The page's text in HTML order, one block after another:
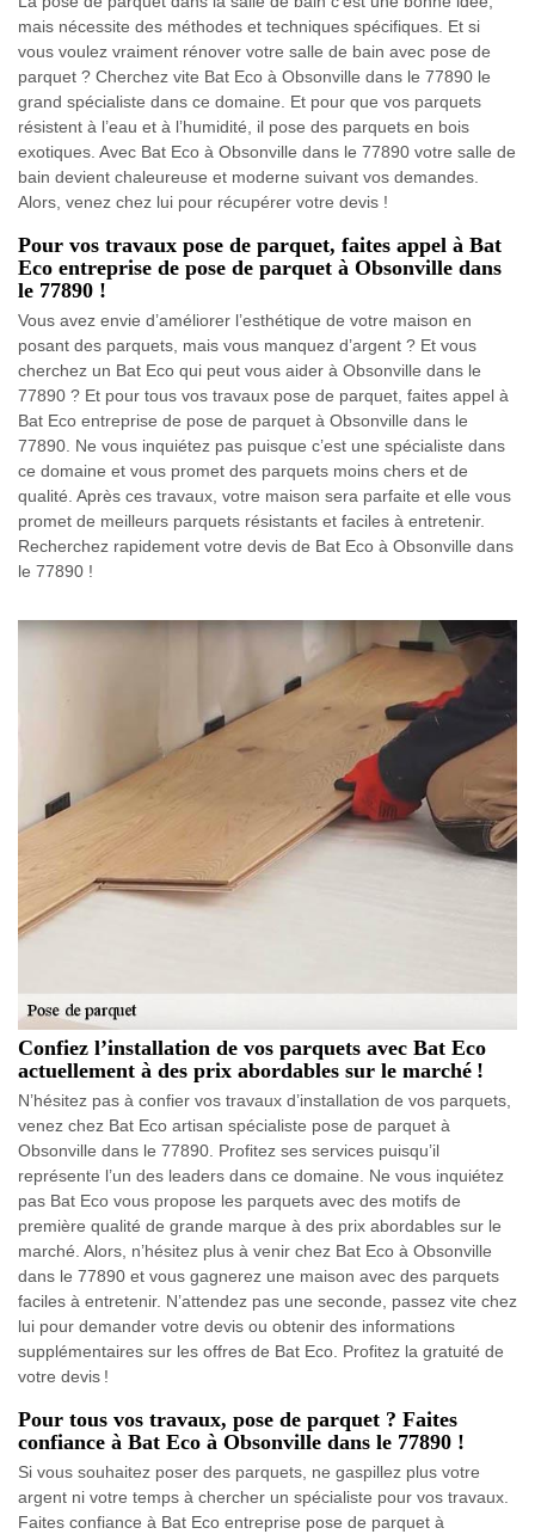
mais nécessite des méthodes et techniques spécifiques. Et si
vous voulez vraiment rénover votre salle de bain avec pose de
parquet ? Cherchez vite Bat Eco à Obsonville dans le 77890 le
grand spécialiste dans ce domaine. Et pour que vos parquets
résistent à l’eau et à l’humidité, il pose des parquets en bois
exotiques. Avec Bat Eco à Obsonville dans le 77890 votre salle de
bain devient chaleureuse et moderne suivant vos demandes.
Alors, venez chez lui pour récupérer votre devis !
Pour vos travaux pose de parquet, faites appel à Bat
Eco entreprise de pose de parquet à Obsonville dans
le 77890 !
Vous avez envie d’améliorer l’esthétique de votre maison en
posant des parquets, mais vous manquez d’argent ? Et vous
cherchez un Bat Eco qui peut vous aider à Obsonville dans le
77890 ? Et pour tous vos travaux pose de parquet, faites appel à
Bat Eco entreprise de pose de parquet à Obsonville dans le
77890. Ne vous inquiétez pas puisque c’est une spécialiste dans
ce domaine et vous promet des parquets moins chers et de
qualité. Après ces travaux, votre maison sera parfaite et elle vous
promet de meilleurs parquets résistants et faciles à entretenir.
Recherchez rapidement votre devis de Bat Eco à Obsonville dans
le 77890 !
Confiez l’installation de vos parquets avec Bat Eco
actuellement à des prix abordables sur le marché !
N’hésitez pas à confier vos travaux d’installation de vos parquets,
venez chez Bat Eco artisan spécialiste pose de parquet à
Obsonville dans le 77890. Profitez ses services puisqu’il
représente l’un des leaders dans ce domaine. Ne vous inquiétez
pas Bat Eco vous propose les parquets avec des motifs de
première qualité de grande marque à des prix abordables sur le
marché. Alors, n’hésitez plus à venir chez Bat Eco à Obsonville
dans le 77890 et vous gagnerez une maison avec des parquets
faciles à entretenir. N’attendez pas une seconde, passez vite chez
lui pour demander votre devis ou obtenir des informations
supplémentaires sur les offres de Bat Eco. Profitez la gratuité de
votre devis !
Pour tous vos travaux, pose de parquet ? Faites
confiance à Bat Eco à Obsonville dans le 77890 !
Si vous souhaitez poser des parquets, ne gaspillez plus votre
argent ni votre temps à chercher un spécialiste pour vos travaux.
Faites confiance à Bat Eco entreprise pose de parquet à